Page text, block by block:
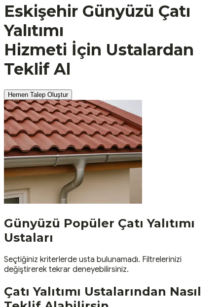
Eskişehir Günyüzü Çatı
Yalıtımı
Hizmeti İçin Ustalardan
Teklif Al
Hemen Talep Oluştur
Günyüzü Popüler Çatı Yalıtımı
Ustaları
Seçtiğiniz kriterlerde usta bulunamadı. Filtrelerinizi
değiştirerek tekrar deneyebilirsiniz.
Çatı Yalıtımı Ustalarından Nasıl